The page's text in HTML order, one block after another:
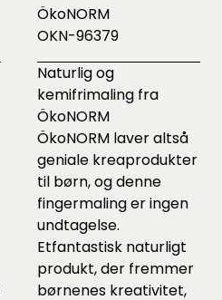
ÖkoNORM
OKN-96379
Naturlig og
kemifrimaling fra
ÖkoNORM
ÖkoNORM laver altså
geniale kreaprodukter
til børn, og denne
fingermaling er ingen
undtagelse.
Etfantastisk naturligt
produkt, der fremmer
børnenes kreativitet,